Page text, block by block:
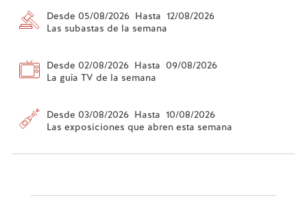
Desde 05/08/2026 Hasta 12/08/2026
Las subastas de la semana
Desde 02/08/2026 Hasta 09/08/2026
La guía TV de la semana
Desde 03/08/2026 Hasta 10/08/2026
Las exposiciones que abren esta semana